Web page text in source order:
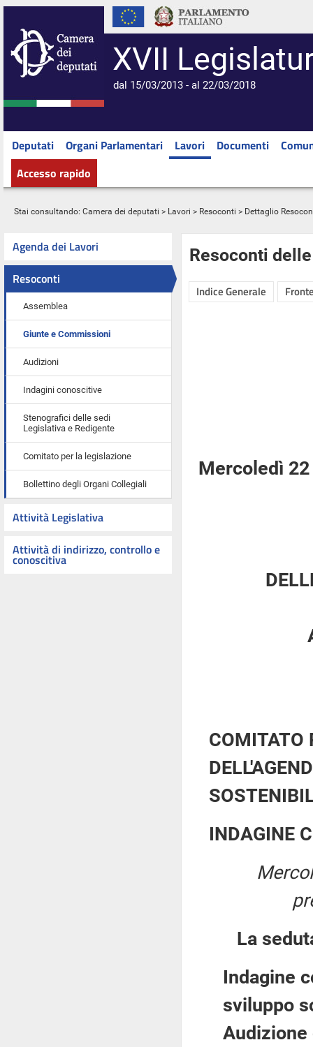
XVII
dal 15/03/2013 - al 22/03/2018
Deputati Organi Parlamentari Lavori Documenti
Accesso rapido
Stai consultando: Camera dei deputati > Lavori > Resoconti > Dettaglio
Agenda dei Lavori
Resoconti
Assemblea
Giunte e Commissioni
Audizioni
Indagini conoscitive
Stenografici delle sedi
Legislativa e Redigente
Comitato per la legislazione
Bollettino degli Organi Collegiali
Attività Legislativa
Attività di indirizzo, controllo e
conoscitiva
Resoconti
Indice Generale
Mercoledì
COMITATO
INDAGINE
La
Indagine
sviluppo